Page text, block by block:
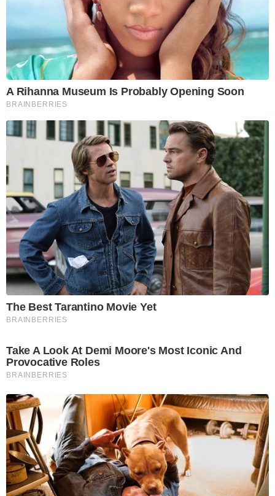
A Rihanna Museum Is Probably Opening Soon
BRAINBERRIES
The Best Tarantino Movie Yet
BRAINBERRIES
Take A Look At Demi Moore's Most Iconic And
Provocative Roles
BRAINBERRIES